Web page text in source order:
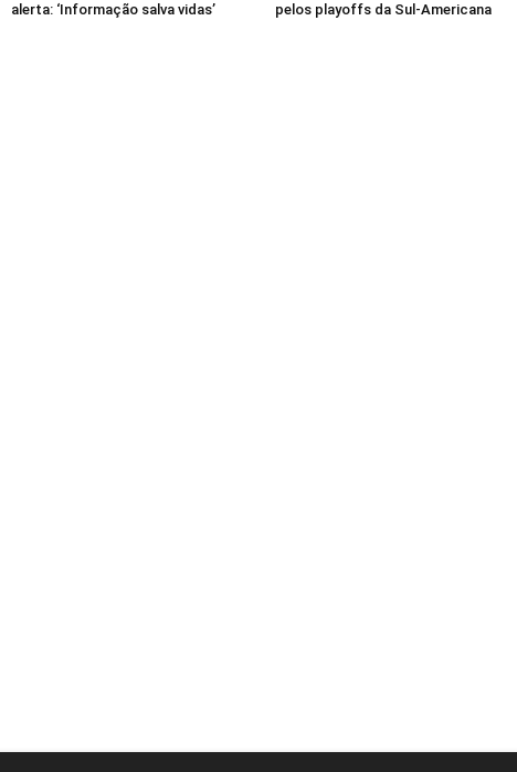
alerta: ‘Informação salva vidas’
pelos playoffs da Sul-Americana